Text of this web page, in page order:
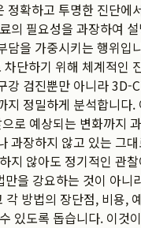
정확하고 투명한 진단
의 필요성을 과장하여
담을 가중시키는 행위입
단하기 위해 체계적인
강 검진뿐만 아니라 3D-
지 정밀하게 분석합니
로 예상되는 변화까지
과장하지 않고 있는 그
지 않아도 정기적인 관
만을 강요하는 것이 아
각 방법의 장단점, 비용,
있도록 돕습니다. 이것